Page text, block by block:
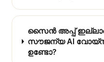
സൈൻ അപ്പ്
സൗജന്യ AI
ഉണ്ടോ?